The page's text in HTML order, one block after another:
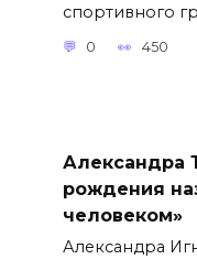
спортивного
0 450
Александра
рождения
человеком»
Александра